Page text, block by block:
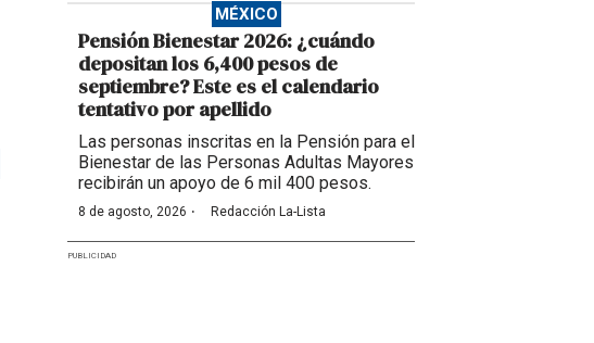
MÉXICO
Pensión Bienestar 2026: ¿cuándo
depositan los 6,400 pesos de
septiembre? Este es el calendario
tentativo por apellido
Las personas inscritas en la Pensión para el
Bienestar de las Personas Adultas Mayores
recibirán un apoyo de 6 mil 400 pesos.
8 de agosto, 2026 · Redacción La-Lista
PUBLICIDAD